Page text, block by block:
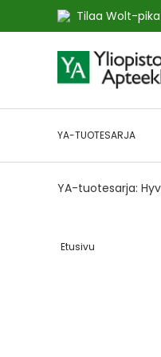
Tilaa Wolt-
to
Content
YA-TUOTESARJA
YA-tuotesarja:
Etusivu‎